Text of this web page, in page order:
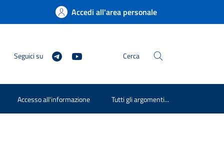
Accedi all'area personale
Seguici su Cerca
Accesso all'informazione Tutti gli argomenti...